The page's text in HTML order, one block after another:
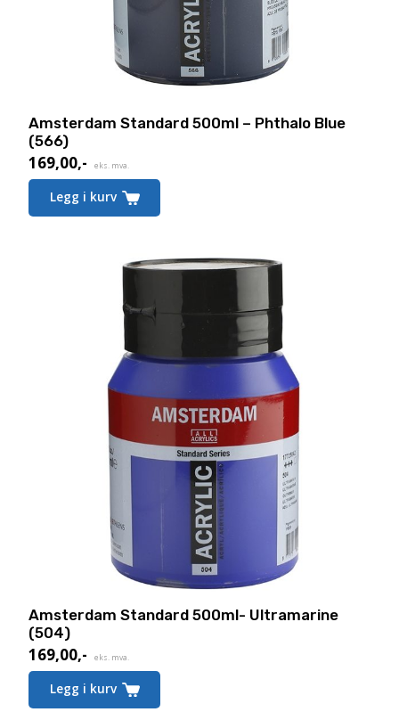
Amsterdam Standard 500ml – Phthalo Blue
(566)
169,00,- eks. mva.
Legg i kurv
Amsterdam Standard 500ml- Ultramarine
(504)
169,00,- eks. mva.
Legg i kurv